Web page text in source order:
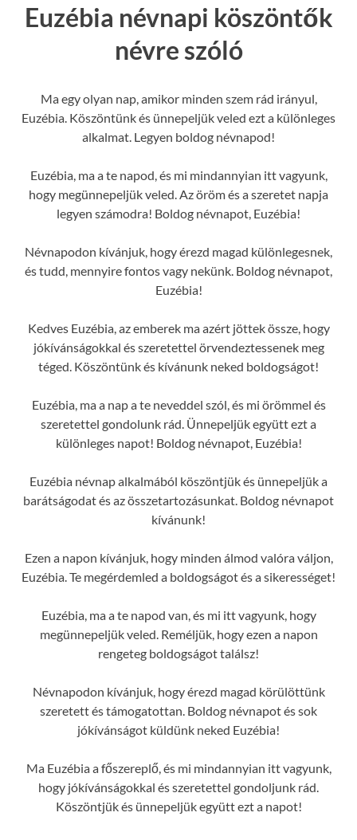
Euzébia névnapi köszöntők
névre szóló
Ma egy olyan nap, amikor minden szem rád irányul,
Euzébia. Köszöntünk és ünnepeljük veled ezt a különleges
alkalmat. Legyen boldog névnapod!
Euzébia, ma a te napod, és mi mindannyian itt vagyunk,
hogy megünnepeljük veled. Az öröm és a szeretet napja
legyen számodra! Boldog névnapot, Euzébia!
Névnapodon kívánjuk, hogy érezd magad különlegesnek,
és tudd, mennyire fontos vagy nekünk. Boldog névnapot,
Euzébia!
Kedves Euzébia, az emberek ma azért jöttek össze, hogy
jókívánságokkal és szeretettel örvendeztessenek meg
téged. Köszöntünk és kívánunk neked boldogságot!
Euzébia, ma a nap a te neveddel szól, és mi örömmel és
szeretettel gondolunk rád. Ünnepeljük együtt ezt a
különleges napot! Boldog névnapot, Euzébia!
Euzébia névnap alkalmából köszöntjük és ünnepeljük a
barátságodat és az összetartozásunkat. Boldog névnapot
kívánunk!
Ezen a napon kívánjuk, hogy minden álmod valóra váljon,
Euzébia. Te megérdemled a boldogságot és a sikerességet!
Euzébia, ma a te napod van, és mi itt vagyunk, hogy
megünnepeljük veled. Reméljük, hogy ezen a napon
rengeteg boldogságot találsz!
Névnapodon kívánjuk, hogy érezd magad körülöttünk
szeretett és támogatottan. Boldog névnapot és sok
jókívánságot küldünk neked Euzébia!
Ma Euzébia a főszereplő, és mi mindannyian itt vagyunk,
hogy jókívánságokkal és szeretettel gondoljunk rád.
Köszöntjük és ünnepeljük együtt ezt a napot!